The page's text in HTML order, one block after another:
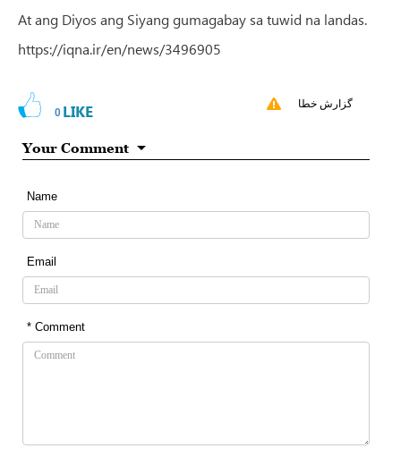
At ang Diyos ang Siyang gumagabay sa tuwid na landas.
https://iqna.ir/en/news/3496905
0 LIKE گزارش خطا
Your Comment
Name
Email
* Comment